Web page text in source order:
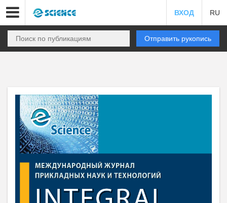
ВХОД RU
Отправить рукопись